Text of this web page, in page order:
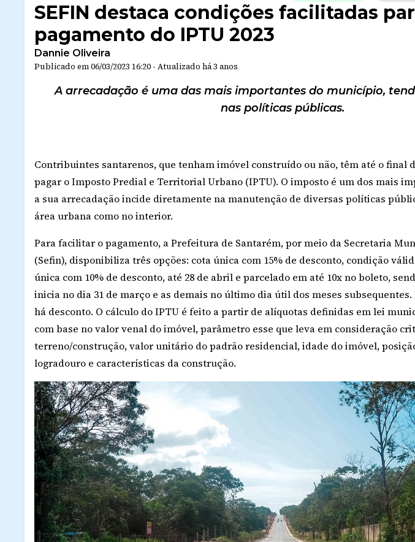
SEFIN destaca condições facilitadas
pagamento do IPTU 2023
Dannie Oliveira
Publicado em06/03/2023 16:20 - Atualizado há 3 anos
A arrecadação é uma das mais importantes do município,
nas políticas públicas.
Contribuintes santarenos, que tenham imóvel construído ou não, têm até o final
pagar o Imposto Predial e Territorial Urbano (IPTU). O imposto é um dos mais
a sua arrecadação incide diretamente na manutenção de diversas políticas
área urbana como no interior.
Para facilitar o pagamento, a Prefeitura de Santarém, por meio da Secretaria
(Sefin), disponibiliza três opções: cota única com 15% de desconto, condição
única com 10% de desconto, até 28 de abril e parcelado em até 10x no boleto,
inicia no dia 31 de março e as demais no último dia útil dos meses
há desconto. O cálculo do IPTU é feito a partir de alíquotas definidas em lei
com base no valor venal do imóvel, parâmetro esse que leva em consideração
terreno/construção, valor unitário do padrão residencial, idade do imóvel,
logradouro e características da construção.